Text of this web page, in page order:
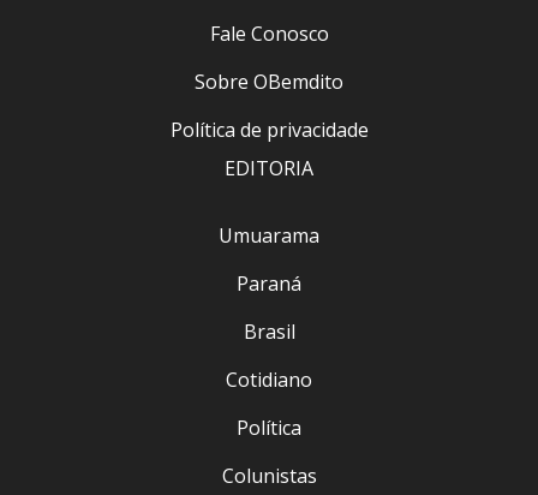
Fale Conosco
Sobre OBemdito
Política de privacidade
EDITORIA
Umuarama
Paraná
Brasil
Cotidiano
Política
Colunistas